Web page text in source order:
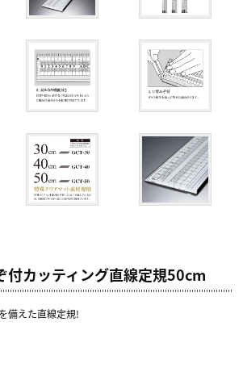
付カッティング直線定規50cm
備えた直線定規!